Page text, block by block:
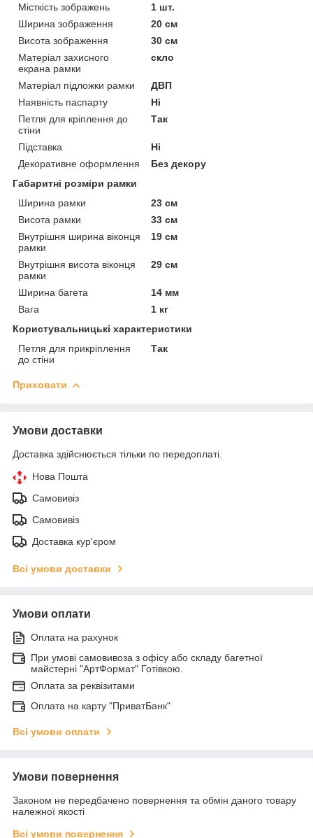
Місткість зображень
1 шт.
Ширина зображення
20 см
Висота зображення
30 см
Матеріал захисного
екрана рамки
скло
Матеріал підложки рамки
ДВП
Наявність паспарту
Ні
Петля для кріплення до
стіни
Так
Підставка
Ні
Декоративне оформлення
Без декору
Габаритні розміри рамки
Ширина рамки
23 см
Висота рамки
33 см
Внутрішня ширина віконця
рамки
19 см
Внутрішня висота віконця
рамки
29 см
Ширина багета
14 мм
Вага
1 кг
Користувальницькі характеристики
Петля для прикріплення
до стіни
Так
Приховати
Умови доставки
Доставка здійснюється тільки по передоплаті.
Нова Пошта
Самовивіз
Самовивіз
Доставка кур'єром
Всі умови доставки
Умови оплати
Оплата на рахунок
При умові самовивоза з офісу або складу багетної
майстерні "АртФормат" Готівкою.
Оплата за реквізитами
Оплата на карту "ПриватБанк"
Всі умови оплати
Умови повернення
Законом не передбачено повернення та обмін даного товару
належної якості
Всі умови повернення